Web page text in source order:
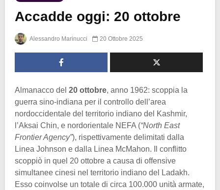
Accadde oggi: 20 ottobre
Alessandro Marinucci 20 Ottobre 2025
Almanacco del 20 ottobre, anno 1962: scoppia la
guerra sino-indiana per il controllo dell’area
nordoccidentale del territorio indiano del Kashmir,
l’Aksai Chin, e nordorientale NEFA (“North East
Frontier Agency”), rispettivamente delimitati dalla
Linea Johnson e dalla Linea McMahon. Il conflitto
scoppiò in quel 20 ottobre a causa di offensive
simultanee cinesi nel territorio indiano del Ladakh.
Esso coinvolse un totale di circa 100.000 unità armate,